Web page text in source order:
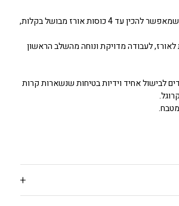
סיר ייעודי להכנת אורז במיקרוגל, שמאפשר להכין עד 4 כוסות אורז מבושל בקלות,
לאורז, לעבודה מדויקת ונוחה מהשלב הראשון
לבישול אחיד וידיות בטיחות שנשארות קרות